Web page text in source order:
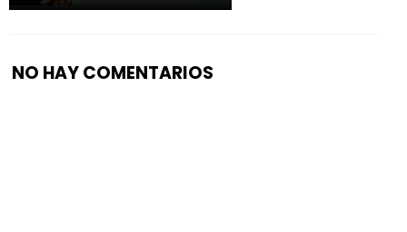
NO HAY COMENTARIOS